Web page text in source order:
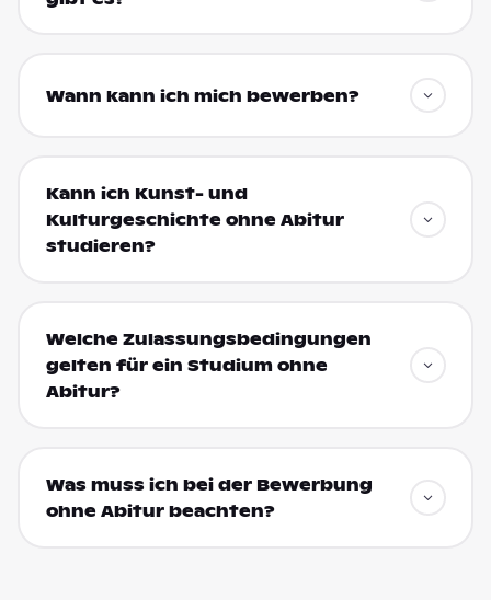
Wann kann ich mich bewerben?
Kann ich Kunst- und
Kulturgeschichte ohne Abitur
studieren?
Welche Zulassungsbedingungen
gelten für ein Studium ohne
Abitur?
Was muss ich bei der Bewerbung
ohne Abitur beachten?